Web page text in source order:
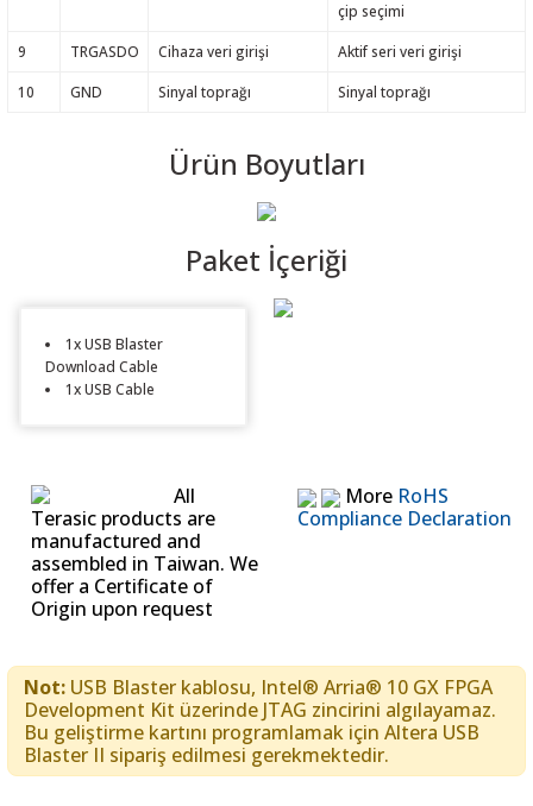
çip seçimi
9 TRGASDO Cihaza veri girişi Aktif seri veri girişi
10 GND Sinyal toprağı Sinyal toprağı
Ürün Boyutları
Paket İçeriği
1x USB Blaster
Download Cable
1x USB Cable
All
Terasic products are
manufactured and
assembled in Taiwan. We
offer a Certificate of
Origin upon request
More RoHS
Compliance Declaration
Not:USB Blaster kablosu, Intel® Arria® 10 GX FPGA
Development Kit üzerinde JTAG zincirini algılayamaz.
Bu geliştirme kartını programlamak için Altera USB
Blaster II sipariş edilmesi gerekmektedir.